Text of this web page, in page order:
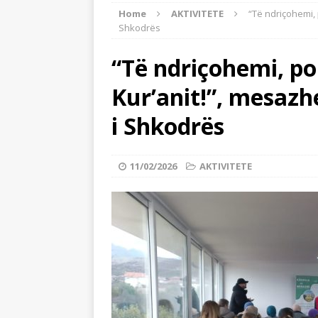
[ 24/07/2026 ]
Tre mijë vjet dhe
[ 22/07/2026 ] Myftinia Shkodër
[ 06/08/2026 ] Myftiu i
AKTUALITET
Home AKTIVITETE
“Të
Shkodrës
“Të ndriçohemi,
Kur’anit!”,
i Shkodrës
11/02/2026 AKTIVITETE